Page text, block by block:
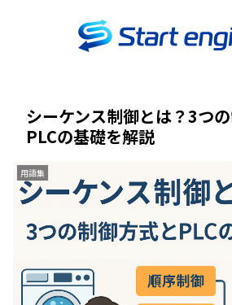
シーケンス制御とは？3つ
PLCの基礎を解説
用語集